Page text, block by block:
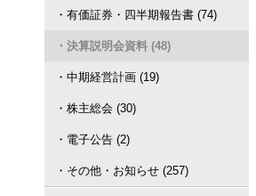
・有価証券・四半期報告書 (74)
・決算説明会資料 (48)
・中期経営計画 (19)
・株主総会 (30)
・電子公告 (2)
・その他・お知らせ (257)